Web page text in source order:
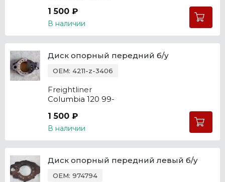
1 500 ₽
В наличии
Диск опорный передний б/у
OEM: 4211-z-3406
Freightliner
Columbia 120 99-
1 500 ₽
В наличии
Диск опорный передний левый б/у
OEM: 974794